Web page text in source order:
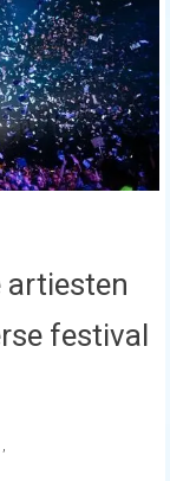
artiesten
festival
,